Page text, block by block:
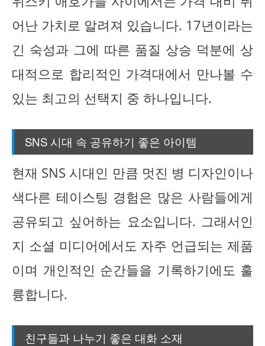
어난 가치로 알려져 있습니다. 17년이라는
긴 숙성과 그에 따른 품질 상승 덕분에 상
대적으로 합리적인 가격대에서 만나볼 수
있는 최고의 선택지 중 하나입니다.
SNS 시대 속 공유하기 좋은 아이템
현재 SNS 시대인 만큼 멋진 병 디자인이나
색다른 테이스팅 경험은 많은 사람들에게
공유되고 싶어하는 요소입니다. 그래서인
지 소셜 미디어에서도 자주 언급되는 제품
이며 개인적인 순간들을 기록하기에도 훌
륭합니다.
친구들과 나누기 좋은 대화 소재